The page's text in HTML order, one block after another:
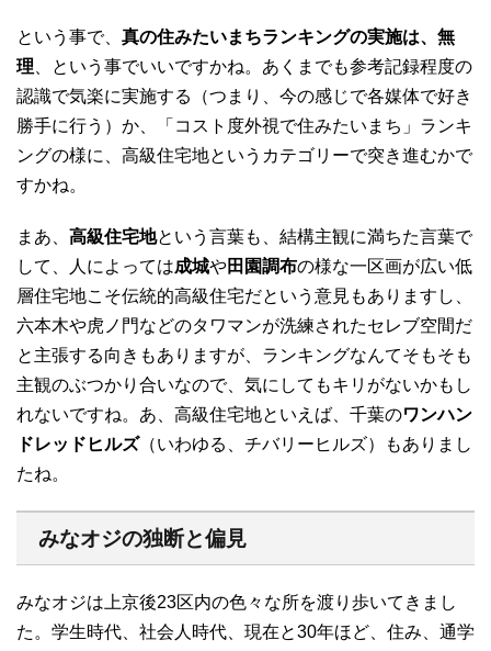
という事で、 真の住みたいまちランキングの実施は、無
理 、という事でいいですかね。あくまでも参考記録程度の
認識で気楽に実施する（つまり、今の感じで各媒体で好き
勝手に行う）か、「コスト度外視で住みたいまち」ランキ
ングの様に、高級住宅地というカテゴリーで突き進むかで
すかね。
まあ、 高級住宅地という言葉も、結構主観に満ちた言葉で
して、人によっては成城や田園調布の様な一区画が広い低
層住宅地こそ伝統的高級住宅だという意見もありますし、
六本木や虎ノ門などのタワマンが洗練されたセレブ空間だ
と主張する向きもありますが、ランキングなんてそもそも
主観のぶつかり合いなので、気にしてもキリがないかもし
れないですね。あ、高級住宅地といえば、千葉のワンハン
ドレッドヒルズ（いわゆる、チバリーヒルズ）もありまし
たね。
みなオジの独断と偏見
みなオジは上京後23区内の色々な所を渡り歩いてきまし
た。学生時代、社会人時代、現在と30年ほど、住み、通学